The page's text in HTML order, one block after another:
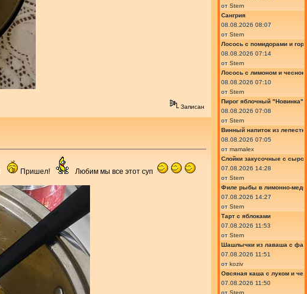
Записан
Пришел! Любим мы все этот суп
от Stern
Сангрия
08.08.2026 08:07
от Stern
Лосось с помидорами и
08.08.2026 07:14
от Stern
Лосось с лимоном и
08.08.2026 07:10
от Stern
Пирог яблочный "Новинка"
08.08.2026 07:08
от Stern
Винный напиток из
08.08.2026 07:05
от mamalex
Слойки закусочные с
07.08.2026 14:28
от Stern
Филе рыбы в лимонно-
07.08.2026 14:27
от Stern
Тарт с яблоками
07.08.2026 11:53
от Stern
Шашлычки из лаваша с
07.08.2026 11:51
от koziv
Овсяная каша с луком и
07.08.2026 11:50
от Stern